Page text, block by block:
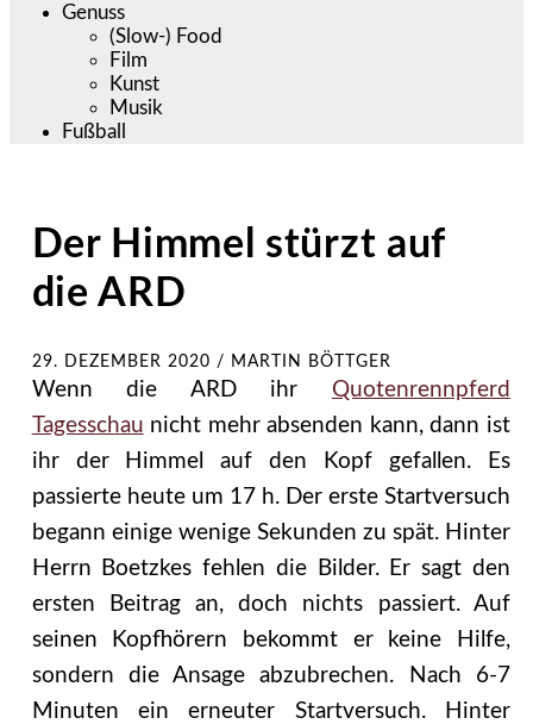
Genuss
(Slow-) Food
Film
Kunst
Musik
Fußball
Der Himmel stürzt auf
die ARD
29. DEZEMBER 2020 / MARTIN BÖTTGER
Wenn die ARD ihr Quotenrennpferd
Tagesschau nicht mehr absenden kann, dann ist
ihr der Himmel auf den Kopf gefallen. Es
passierte heute um 17 h. Der erste Startversuch
begann einige wenige Sekunden zu spät. Hinter
Herrn Boetzkes fehlen die Bilder. Er sagt den
ersten Beitrag an, doch nichts passiert. Auf
seinen Kopfhörern bekommt er keine Hilfe,
sondern die Ansage abzubrechen. Nach 6-7
Minuten ein erneuter Startversuch.Hinter